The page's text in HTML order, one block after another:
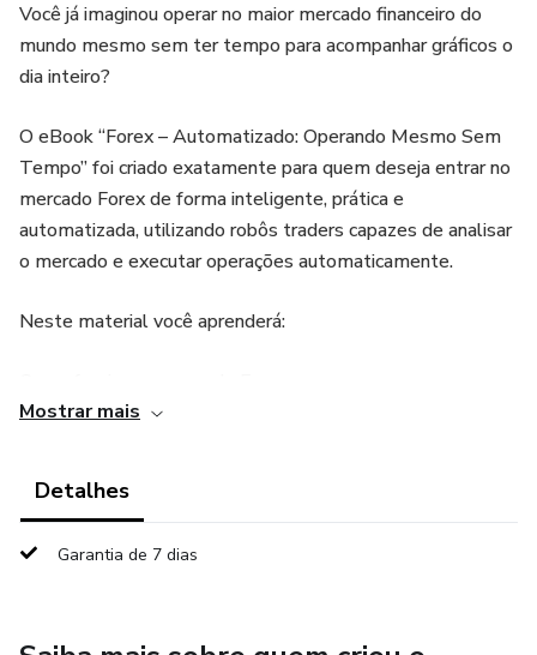
Você já imaginou operar no maior mercado financeiro do
mundo mesmo sem ter tempo para acompanhar gráficos o
dia inteiro?
O eBook “Forex – Automatizado: Operando Mesmo Sem
Tempo” foi criado exatamente para quem deseja entrar no
mercado Forex de forma inteligente, prática e
automatizada, utilizando robôs traders capazes de analisar
o mercado e executar operações automaticamente.
Neste material você aprenderá:
Como configurar operações automáticas
Como reduzir erros emocionais nas entradas
Mostrar mais
Detalhes
Garantia de 7 dias